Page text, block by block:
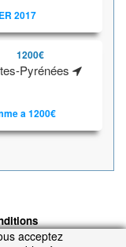
2017
1200€
Pyrénées
a 1200€
Ecurie Virtuelle -
acceptez